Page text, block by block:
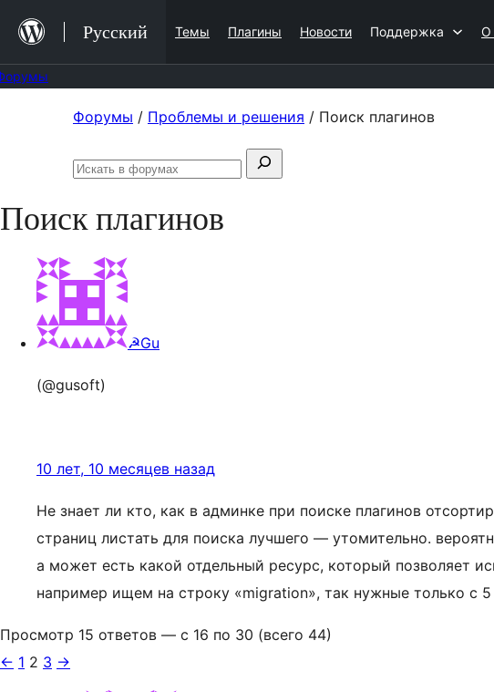
содержимому
Русский Темы Плагины Новости Поддержка О
содержимому
Форумы / Проблемы и решения / Поиск плагинов
Поиск:
Искать
Поиск плагинов
☭Gu
(@gusoft)
10 лет, 10 месяцев назад
Не знает ли кто, как в админке при поиске плагинов
страниц листать для поиска лучшего — утомительно.
а может есть какой отдельный ресурс, который позволяет
например ищем на строку «migration», так нужные только с
Просмотр 15 ответов — с 16 по 30 (всего 44)
← 1 2 3 →